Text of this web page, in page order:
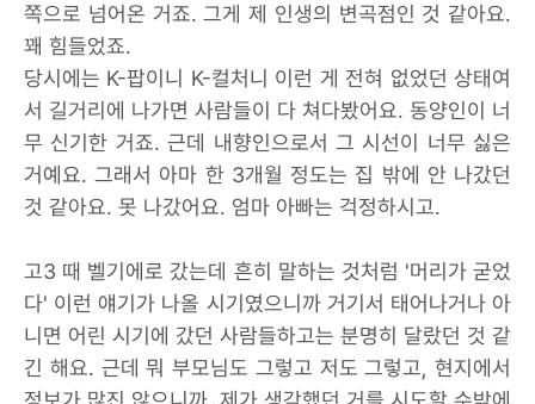
쪽으로 넘어온 거죠. 그게 제 인생의 변곡점인 것 같아요.
꽤 힘들었죠.
당시에는 K-팝이니 K-컬처니 이런 게 전혀 없었던 상태여
서 길거리에 나가면 사람들이 다 쳐다봤어요. 동양인이 너
무 신기한 거죠. 근데 내향인으로서 그 시선이 너무 싫은
거예요. 그래서 아마 한 3개월 정도는 집 밖에 안 나갔던
것 같아요. 못 나갔어요. 엄마 아빠는 걱정하시고.
고3 때 벨기에로 갔는데 흔히 말하는 것처럼 '머리가 굳었
다' 이런 얘기가 나올 시기였으니까 거기서 태어나거나 아
니면 어린 시기에 갔던 사람들하고는 분명히 달랐던 것 같
긴 해요. 근데 뭐 부모님도 그렇고 저도 그렇고, 현지에서